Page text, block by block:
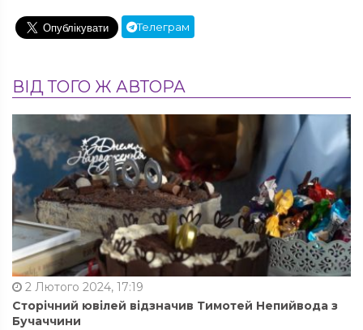
Телеграм
ВІД ТОГО Ж АВТОРА
2 Лютого 2024, 17:19
Сторічний ювілей відзначив Тимотей Непийвода з
Бучаччини